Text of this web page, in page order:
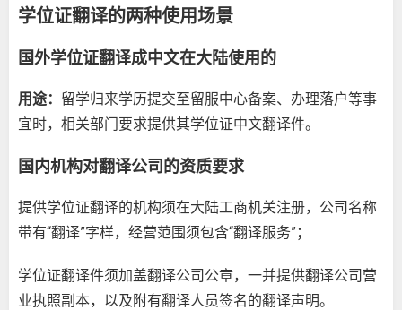
学位证翻译的两种使用场景
国外学位证翻译成中文在大陆使用的
用途： 留学归来学历提交至留服中心备案、办理落户等事
宜时，相关部门要求提供其学位证中文翻译件。
国内机构对翻译公司的资质要求
提供学位证翻译的机构须在大陆工商机关注册，公司名称
带有“翻译”字样，经营范围须包含“翻译服务”；
学位证翻译件须加盖翻译公司公章，一并提供翻译公司营
业执照副本，以及附有翻译人员签名的翻译声明。